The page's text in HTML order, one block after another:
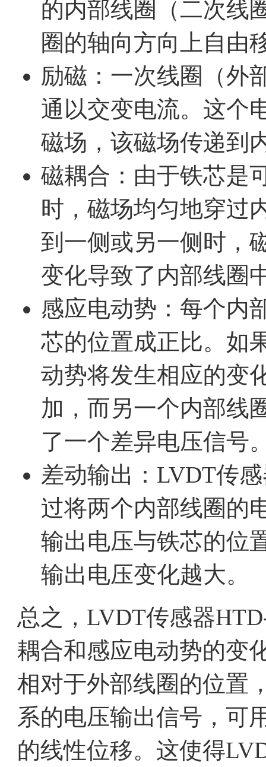
的内部线圈（二次线
圈的轴向方向上自由
励磁：一次线圈（外
通以交变电流。这个
磁场，该磁场传递到
磁耦合：由于铁芯是
时，磁场均匀地穿过
到一侧或另一侧时，
变化导致了内部线圈
感应电动势：每个内
芯的位置成正比。如
动势将发生相应的变
加，而另一个内部线
了一个差异电压信号
差动输出：LVDT传
过将两个内部线圈的
输出电压与铁芯的位
输出电压变化越大。
总之，LVDT传感器
耦合和感应电动势的变
相对于外部线圈的位置
系的电压输出信号，可
的线性位移。这使得